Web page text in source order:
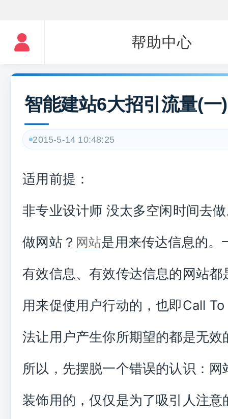
帮助中心
智能建站6大招引流量(一)
2015-5-14 10:48:25
适用前提：
非专业设计师 没太多空闲时间去
做网站？ 网站是用来传达信息的。
有效信息、有效传达信息的网站都
用来促使用户行动的，也即Call
法让用户产生你所期望的都是无效
所以，先摆脱一个错误的认识：网
装饰用的，仅仅是为了吸引人注意